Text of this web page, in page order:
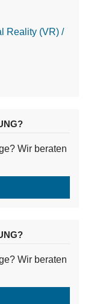
Reality (VR) /
Wir beraten
Wir beraten